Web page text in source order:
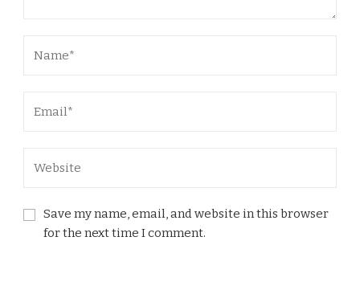
Save my name, email, and website in this browser
for the next time I comment.